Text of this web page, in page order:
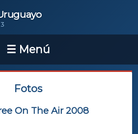
Fotos
On The Air 2008